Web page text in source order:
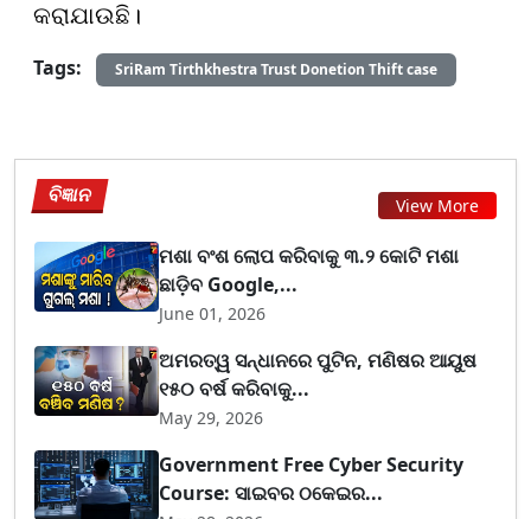
କରାଯାଉଛି।
Tags:
SriRam Tirthkhestra Trust Donetion Thift case
ବିଜ୍ଞାନ View More
ମଶା ବଂଶ ଲୋପ କରିବାକୁ ୩.୨ କୋଟି ମଶା
ଛାଡ଼ିବ Google,...
June 01, 2026
ଅମରତ୍ୱ ସନ୍ଧାନରେ ପୁଟିନ, ମଣିଷର ଆୟୁଷ
୧୫୦ ବର୍ଷ କରିବାକୁ...
May 29, 2026
Government Free Cyber Security
Course: ସାଇବର ଠକେଇର...